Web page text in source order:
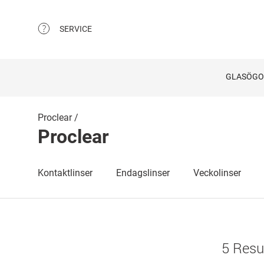
SERVICE
Proclear
Proclear
Kontaktlinser Endagslinser Veckolinser
5